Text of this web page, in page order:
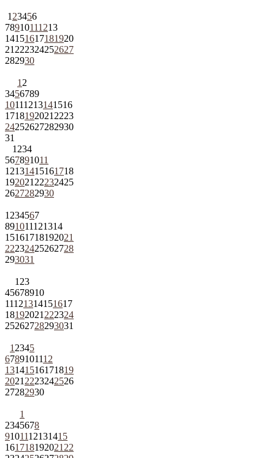
1 23456
78910111213
14151617181920
21 222324252627
282930
1 2
3456789
10111213141516
1718192021 2223
24252627282930
31
1 234
567891011
12131415161718
192021 22232425
2627282930
1 234567
891011121314
15161718192021
22232425262728
293031
1 23
45678910
11121314151617
18192021 222324
25262728293031
1 2345
6789101112
13141516171819
2021 2223242526
27282930
1
2345678
9101112131415
161718192021 22